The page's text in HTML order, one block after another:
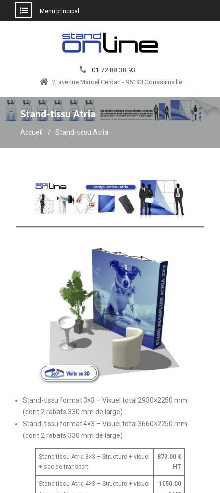
Menu principal
01 72 88 38 93
2, avenue Marcel Cerdan - 95190 Goussainville
Stand-tissu Atria
Accueil Stand-tissu Atria
Stand-tissu format 3×3 – Visuel total 2930×2250 mm
(dont 2 rabats 330 mm de large)
Stand-tissu format 4×3 – Visuel total 3660×2250 mm
(dont 2 rabats 330 mm de large)
Stand-tissu Atria 3×3 – Structure + visuel
+ sac de transport
879.00 €
HT
Stand-tissu Atria 4×3 – Structure + visuel
1050.00